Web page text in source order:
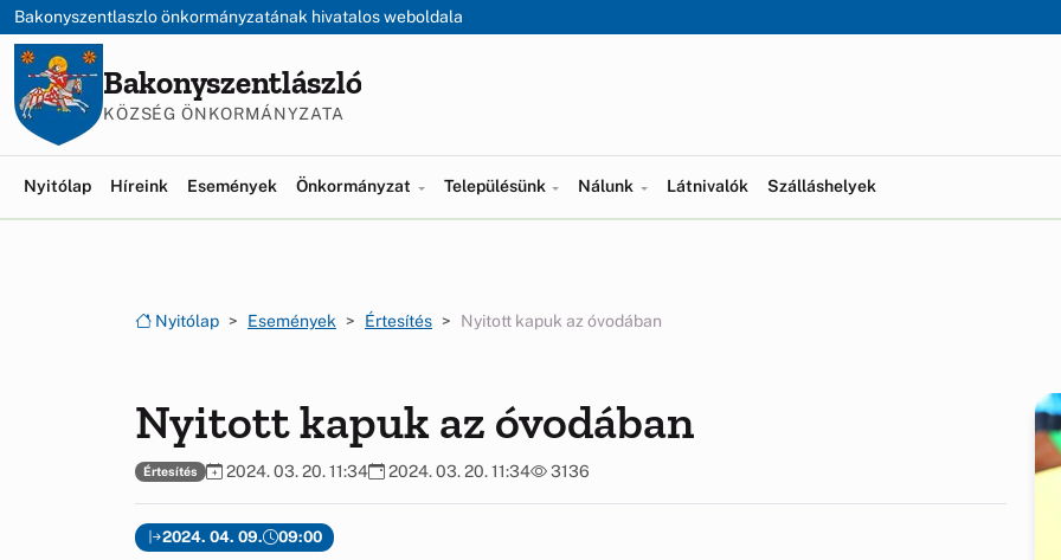
Ugrás a menüre
Ugrás a tartalomra
Bakonyszentlaszlo önkormányzatának hivatalos weboldala
Bakonyszentlászló
KÖZSÉG ÖNKORMÁNYZATA
Nyitólap Híreink Események Önkormányzat Településünk Nálunk Látnivalók Szálláshelyek
Nyitólap Események Értesítés Nyitott kapuk az óvodában
Nyitott kapuk az óvodában
Értesítés 2024. 03. 20. 11:34 2024. 03. 20. 11:34 3136
2024. 04. 09. 09:00